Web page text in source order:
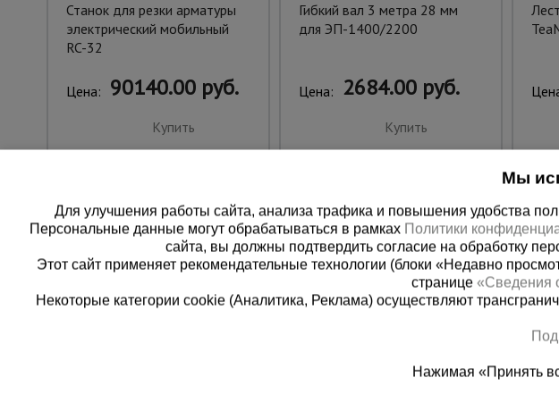
Станок для резки арматуры
электрический мобильный
RC-32
Цена: 90140.00 руб.
Купить
Гибкий вал 3 метра 28 мм
для ЭП-1400/2200
Цена: 2684.00 руб.
Купить
8 (800) 200-25-
Мы
Для улучшения работы сайта, анализа трафика и повышения удобства
Персональные данные могут обрабатываться в рамках Политики
сайта, вы должны подтвердить согласие на обработку
Этот сайт применяет рекомендательные технологии (блоки «Недавно
странице «Сведения
Некоторые категории cookie (Аналитика, Реклама) осуществляют
Нажимая «Принять